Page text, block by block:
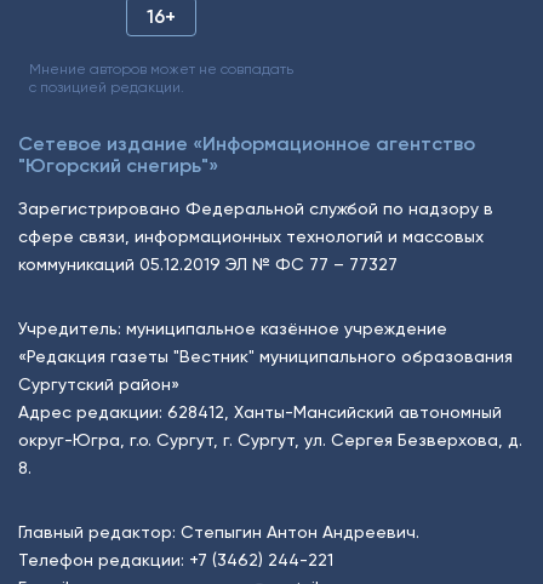
16+
Мнение авторов может не совпадать
с позицией редакции.
Сетевое издание «Информационное агентство
"Югорский снегирь"»
Зарегистрировано Федеральной службой по надзору в
сфере связи, информационных технологий и массовых
коммуникаций 05.12.2019 ЭЛ № ФС 77 – 77327
Учредитель: муниципальное казённое учреждение
«Редакция газеты "Вестник" муниципального образования
Сургутский район»
Адрес редакции: 628412, Ханты-Мансийский автономный
округ-Югра, г.о. Сургут, г. Сургут, ул. Сергея Безверхова, д.
8.
Главный редактор: Степыгин Антон Андреевич.
Телефон редакции: +7 (3462) 244-221